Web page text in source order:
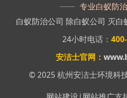
专业白蚁防
白蚁防治公司 除白蚁公司 灭白
24小时电话：
安洁士官网：
© 2025 杭州安洁士环境科